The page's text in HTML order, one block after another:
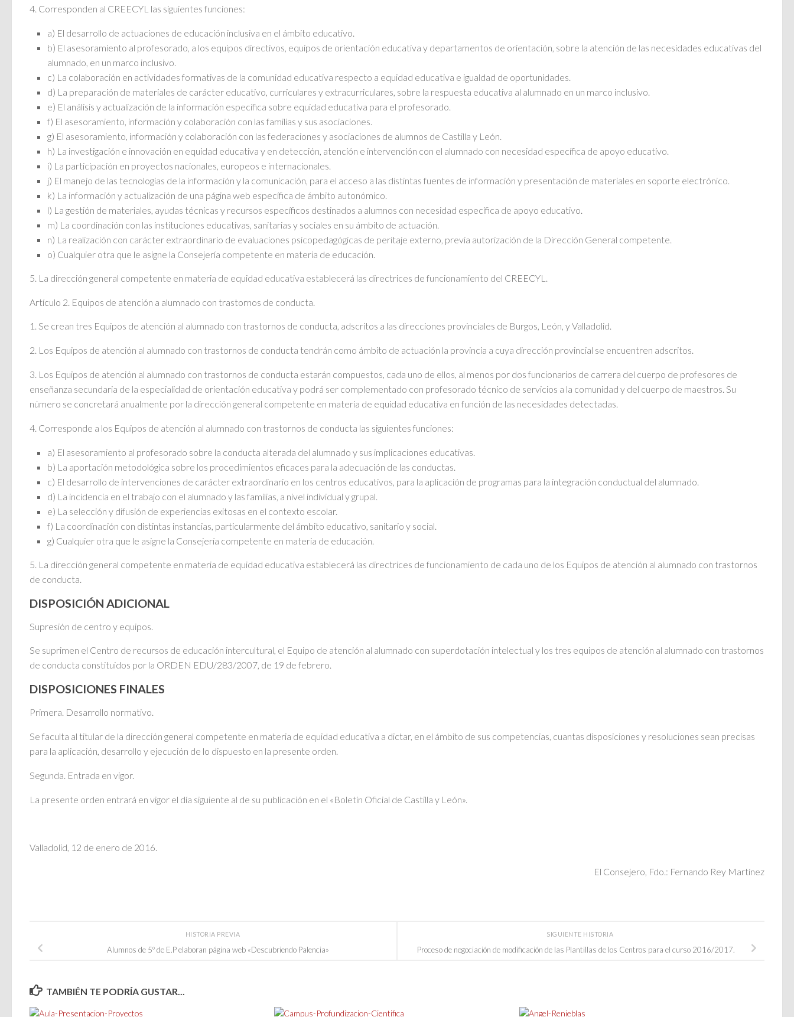
4. Corresponden al CREECYL las siguientes funciones:
a) El desarrollo de actuaciones de educación inclusiva en el ámbito educativo.
b) El asesoramiento al profesorado, a los equipos directivos, equipos de orientación educativa y departamentos de orientación, sobre la atención de las necesidades educativas del
alumnado, en un marco inclusivo.
c) La colaboración en actividades formativas de la comunidad educativa respecto a equidad educativa e igualdad de oportunidades.
d) La preparación de materiales de carácter educativo, curriculares y extracurriculares, sobre la respuesta educativa al alumnado en un marco inclusivo.
e) El análisis y actualización de la información específica sobre equidad educativa para el profesorado.
f) El asesoramiento, información y colaboración con las familias y sus asociaciones.
g) El asesoramiento, información y colaboración con las federaciones y asociaciones de alumnos de Castilla y León.
h) La investigación e innovación en equidad educativa y en detección, atención e intervención con el alumnado con necesidad específica de apoyo educativo.
i) La participación en proyectos nacionales, europeos e internacionales.
j) El manejo de las tecnologías de la información y la comunicación, para el acceso a las distintas fuentes de información y presentación de materiales en soporte electrónico.
k) La información y actualización de una página web específica de ámbito autonómico.
l) La gestión de materiales, ayudas técnicas y recursos específicos destinados a alumnos con necesidad específica de apoyo educativo.
m) La coordinación con las instituciones educativas, sanitarias y sociales en su ámbito de actuación.
n) La realización con carácter extraordinario de evaluaciones psicopedagógicas de peritaje externo, previa autorización de la Dirección General competente.
o) Cualquier otra que le asigne la Consejería competente en materia de educación.
5. La dirección general competente en materia de equidad educativa establecerá las directrices de funcionamiento del CREECYL.
Artículo 2. Equipos de atención a alumnado con trastornos de conducta.
1. Se crean tres Equipos de atención al alumnado con trastornos de conducta, adscritos a las direcciones provinciales de Burgos, León, y Valladolid.
2. Los Equipos de atención al alumnado con trastornos de conducta tendrán como ámbito de actuación la provincia a cuya dirección provincial se encuentren adscritos.
3. Los Equipos de atención al alumnado con trastornos de conducta estarán compuestos, cada uno de ellos, al menos por dos funcionarios de carrera del cuerpo de profesores de
enseñanza secundaria de la especialidad de orientación educativa y podrá ser complementado con profesorado técnico de servicios a la comunidad y del cuerpo de maestros. Su
número se concretará anualmente por la dirección general competente en materia de equidad educativa en función de las necesidades detectadas.
4. Corresponde a los Equipos de atención al alumnado con trastornos de conducta las siguientes funciones:
a) El asesoramiento al profesorado sobre la conducta alterada del alumnado y sus implicaciones educativas.
b) La aportación metodológica sobre los procedimientos eficaces para la adecuación de las conductas.
c) El desarrollo de intervenciones de carácter extraordinario en los centros educativos, para la aplicación de programas para la integración conductual del alumnado.
d) La incidencia en el trabajo con el alumnado y las familias, a nivel individual y grupal.
e) La selección y difusión de experiencias exitosas en el contexto escolar.
f) La coordinación con distintas instancias, particularmente del ámbito educativo, sanitario y social.
g) Cualquier otra que le asigne la Consejería competente en materia de educación.
5. La dirección general competente en materia de equidad educativa establecerá las directrices de funcionamiento de cada uno de los Equipos de atención al alumnado con trastornos
de conducta.
DISPOSICIÓN ADICIONAL
Supresión de centro y equipos.
Se suprimen el Centro de recursos de educación intercultural, el Equipo de atención al alumnado con superdotación intelectual y los tres equipos de atención al alumnado con trastornos
de conducta constituidos por la ORDEN EDU/283/2007, de 19 de febrero.
DISPOSICIONES FINALES
Primera. Desarrollo normativo.
Se faculta al titular de la dirección general competente en materia de equidad educativa a dictar, en el ámbito de sus competencias, cuantas disposiciones y resoluciones sean precisas
para la aplicación, desarrollo y ejecución de lo dispuesto en la presente orden.
Segunda. Entrada en vigor.
La presente orden entrará en vigor el día siguiente al de su publicación en el «Boletín Oficial de Castilla y León».
Valladolid, 12 de enero de 2016.
El Consejero, Fdo.: Fernando Rey Martínez
SIGUIENTE HISTORIA
Proceso de negociación de modificación de las Plantillas de los Centros para el curso 2016/2017.
HISTORIA PREVIA
Alumnos de 5º de E.P elaboran página web «Descubriendo Palencia»
TAMBIÉN TE PODRÍA GUSTAR...